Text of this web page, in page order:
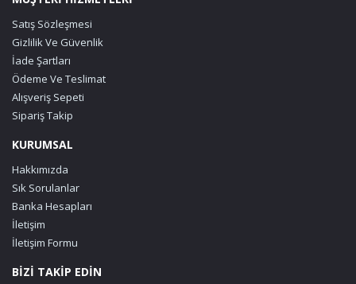
Satış Sözleşmesi
Gizlilik Ve Güvenlik
İade Şartları
Ödeme Ve Teslimat
Alışveriş Sepeti
Sipariş Takip
KURUMSAL
Hakkımızda
Sık Sorulanlar
Banka Hesapları
İletişim
İletişim Formu
BİZİ TAKİP EDİN